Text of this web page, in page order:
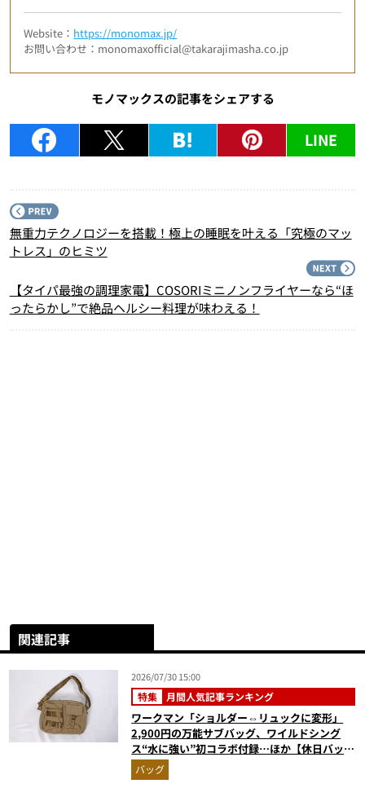
Website： https://monomax.jp/
お問い合わせ：monomaxofficial@takarajimasha.co.jp
モノマックスの記事をシェアする
LINE
無重力テクノロジーを搭載！極上の睡眠を叶える「究極のマッ
トレス」のヒミツ
【タイパ最強の調理家電】COSORIミニノンフライヤーなら“ほ
ったらかし”で絶品ヘルシー料理が味わえる！
関連記事
2026/07/30 15:00
特集 月間人気記事ランキング
ワークマン「ショルダー⇔リュックに変形」
2,900円の万能サブバッグ、ワイルドシング
ス“水に強い”初コラボ付録…ほか【休日バッグ
の人気記事ランキングベスト3】（2026年6月
版）
バッグ